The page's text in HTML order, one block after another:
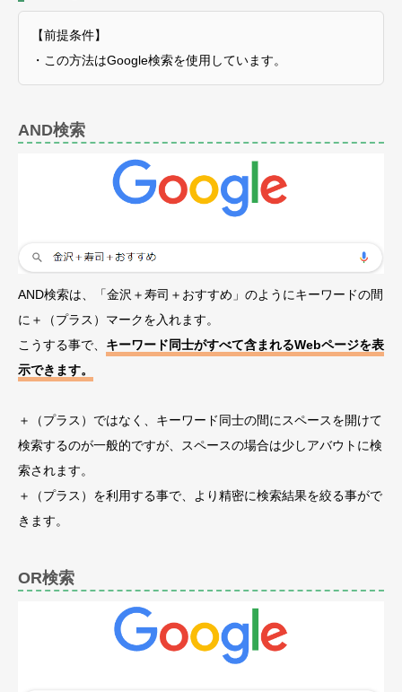
【前提条件】
・この方法はGoogle検索を使用しています。
AND検索
AND検索は、「金沢＋寿司＋おすすめ」のようにキーワードの間
に＋（プラス）マークを入れます。
こうする事で、 キーワード同士がすべて含まれるWebページを表
示できます。
＋（プラス）ではなく、キーワード同士の間にスペースを開けて
検索するのが一般的ですが、スペースの場合は少しアバウトに検
索されます。
＋（プラス）を利用する事で、より精密に検索結果を絞る事がで
きます。
OR検索